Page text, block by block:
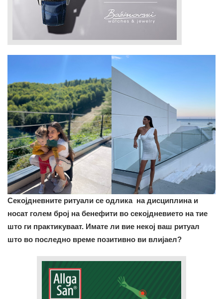
Секојдневните ритуали се одлика на дисциплина и
носат голем број на бенефити во секојдневието на тие
што ги практикуваат. Имате ли вие некој ваш ритуал
што во последно време позитивно ви влијаел?